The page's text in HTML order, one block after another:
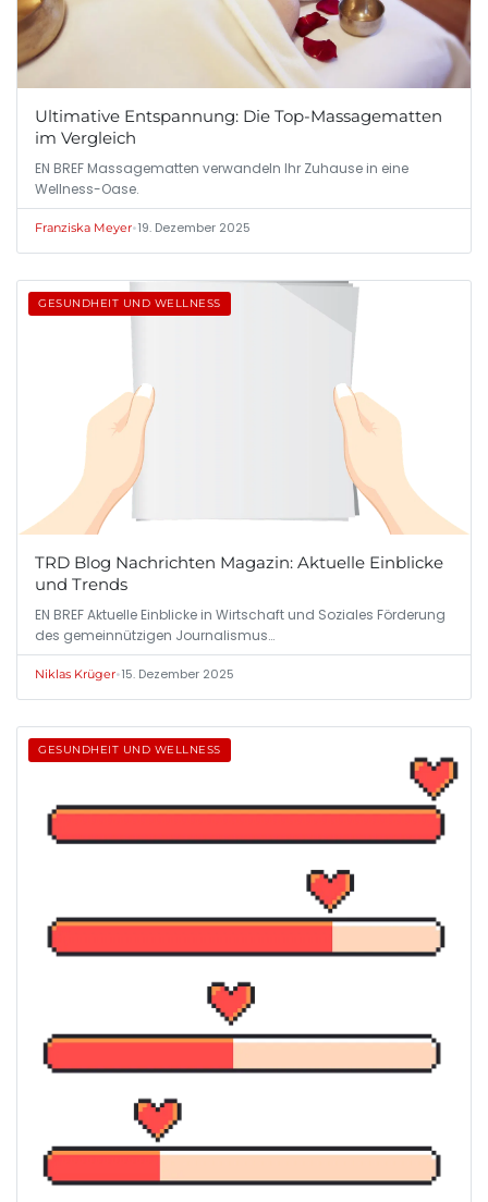
Ultimative Entspannung: Die Top-Massagematten
im Vergleich
EN BREF Massagematten verwandeln Ihr Zuhause in eine
Wellness-Oase.
Franziska Meyer•19. Dezember 2025
GESUNDHEIT UND WELLNESS
TRD Blog Nachrichten Magazin: Aktuelle Einblicke
und Trends
EN BREF Aktuelle Einblicke in Wirtschaft und Soziales Förderung
des gemeinnützigen Journalismus…
Niklas Krüger•15. Dezember 2025
GESUNDHEIT UND WELLNESS